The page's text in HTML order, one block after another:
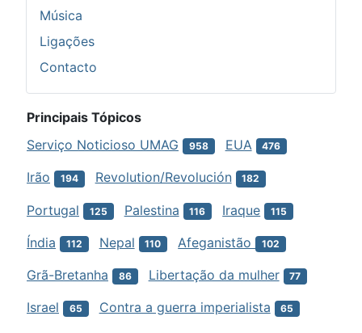
Música
Ligações
Contacto
Principais Tópicos
Serviço Noticioso UMAG
958 EUA 476
Irão 194 Revolution/Revolución 182
Portugal 125 Palestina 116 Iraque 115
Índia 112 Nepal 110 Afeganistão 102
Grã-Bretanha 86 Libertação da mulher 77
Israel 65 Contra a guerra imperialista 65